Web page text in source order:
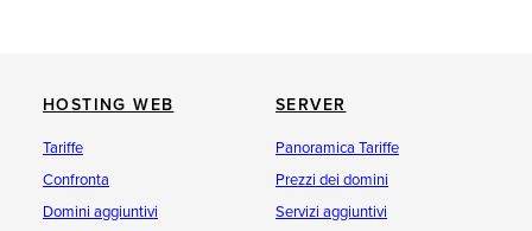
HOSTING WEB
Tariffe
Confronta
Domini aggiuntivi
SERVER
Panoramica Tariffe
Prezzi dei domini
Servizi aggiuntivi